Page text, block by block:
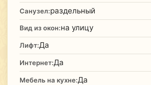
Санузел:раздельный
Вид из окон:на улицу
Лифт:Да
Интернет:Да
Мебель на кухне:Да